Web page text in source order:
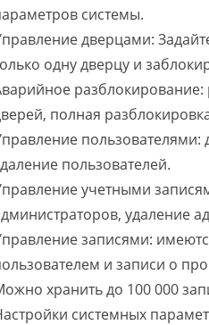
системы.
дверцами:
одну дверцу и
полная
пользователями:
пользователей.
учетными
удаление
записями:
и записи о
хранить до 100 000
системных